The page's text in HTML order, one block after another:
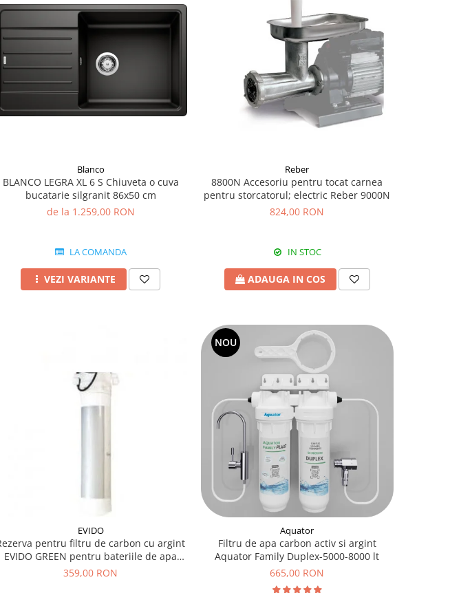
Blanco
BLANCO LEGRA XL 6 S Chiuveta o cuva
bucatarie silgranit 86x50 cm
de la 1.259,00 RON
LA COMANDA
VEZI VARIANTE
Reber
8800N Accesoriu pentru tocat carnea
pentru storcatorul; electric Reber 9000N
824,00 RON
IN STOC
ADAUGA IN COS
EVIDO
pentru filtru de carbon cu argint
EVIDO GREEN pentru bateriile de apa
filtrata
359,00 RON
NOU
Aquator
Filtru de apa carbon activ si argint
Aquator Family Duplex-5000-8000 lt
665,00 RON